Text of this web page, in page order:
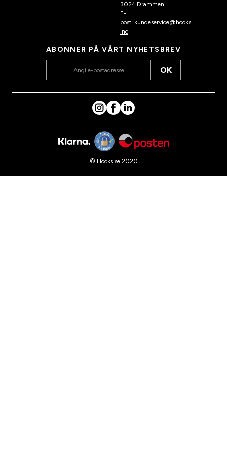
3024 Drammen
E-
post: kundeservice@hooks
.no
ABONNER PÅ VÅRT NYHETSBREV
OK
© Hööks.se 2020